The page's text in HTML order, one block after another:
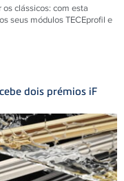
clássicos: com esta
seus módulos TECEprofil e
dois prémios iF